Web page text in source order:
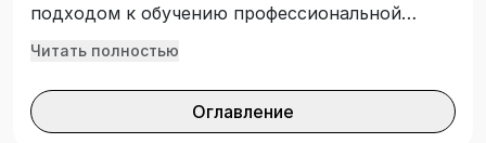
подходом к обучению профессиональной
коммуникации на иностранном языке и с
метода кейс-стади. Подготовлено с учетом
требований Федерального государственного
Читать полностью
Оглавление